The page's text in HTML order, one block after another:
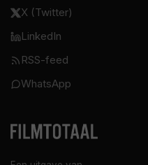
X (Twitter)
LinkedIn
RSS-feed
WhatsApp